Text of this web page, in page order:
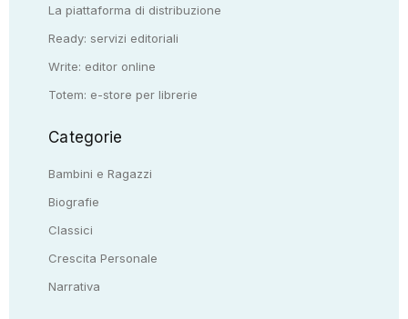
La piattaforma di distribuzione
Ready: servizi editoriali
Write: editor online
Totem: e-store per librerie
Categorie
Bambini e Ragazzi
Biografie
Classici
Crescita Personale
Narrativa